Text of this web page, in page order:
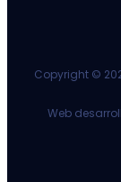
Copyright ©
Web